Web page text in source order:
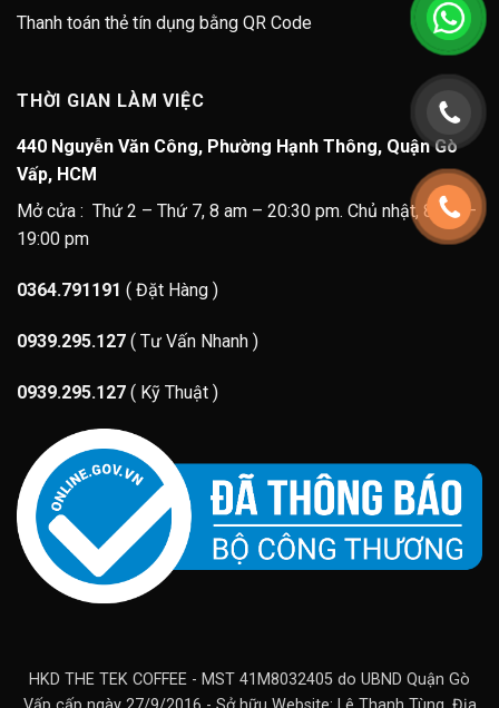
Thanh toán thẻ tín dụng bằng QR Code
THỜI GIAN LÀM VIỆC
440 Nguyễn Văn Công, Phường Hạnh Thông, Quận Gò
Vấp, HCM
Mở cửa : Thứ 2 – Thứ 7, 8 am – 20:30 pm. Chủ nhật, 8 am –
19:00 pm
0364.791191 ( Đặt Hàng )
0939.295.127 ( Tư Vấn Nhanh )
0939.295.127 ( Kỹ Thuật )
HKD THE TEK COFFEE - MST 41M8032405 do UBND Quận Gò